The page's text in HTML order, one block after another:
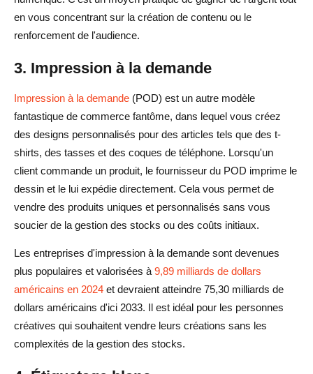
en vous concentrant sur la création de contenu ou le
renforcement de l'audience.
3. Impression à la demande
Impression à la demande (POD) est un autre modèle
fantastique de commerce fantôme, dans lequel vous créez
des designs personnalisés pour des articles tels que des t-
shirts, des tasses et des coques de téléphone. Lorsqu'un
client commande un produit, le fournisseur du POD imprime le
dessin et le lui expédie directement. Cela vous permet de
vendre des produits uniques et personnalisés sans vous
soucier de la gestion des stocks ou des coûts initiaux.
Les entreprises d'impression à la demande sont devenues
plus populaires et valorisées à 9,89 milliards de dollars
américains en 2024 et devraient atteindre 75,30 milliards de
dollars américains d'ici 2033. Il est idéal pour les personnes
créatives qui souhaitent vendre leurs créations sans les
complexités de la gestion des stocks.